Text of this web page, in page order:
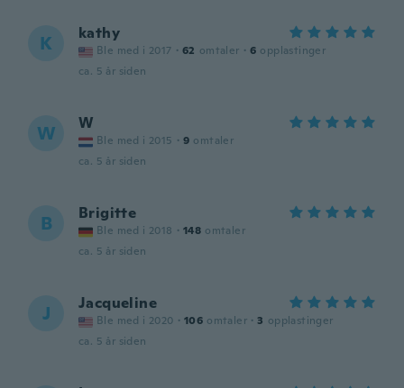
K kathy
Ble med i 2017 · 62 omtaler · 6 opplastinger
ca. 5 år siden
W W
Ble med i 2015 · 9 omtaler
ca. 5 år siden
B Brigitte
Ble med i 2018 · 148 omtaler
ca. 5 år siden
J Jacqueline
Ble med i 2020 · 106 omtaler · 3 opplastinger
ca. 5 år siden